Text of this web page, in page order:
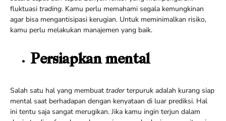
fluktuasi trading. Kamu perlu memahami segala kemungkinan
agar bisa mengantisipasi kerugian. Untuk meminimalkan risiko,
kamu perlu melakukan manajemen yang baik.
Persiapkan mental
Salah satu hal yang membuat traderterpuruk adalah kurang siap
mental saat berhadapan dengan kenyataan di luar prediksi. Hal
ini tentu saja sangat merugikan. Jika kamu ingin terjun dalam